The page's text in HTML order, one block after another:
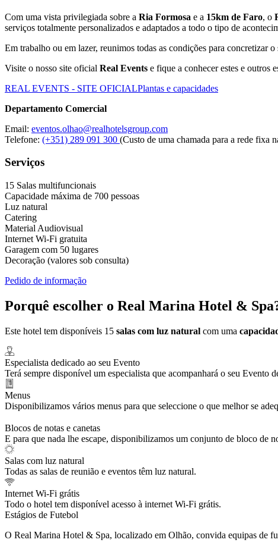
Com uma vista privilegiada sobre a Ria Formosa e a 15km de Faro, o
serviços totalmente personalizados e adaptados a todo o tipo de
Em trabalho ou em lazer, reunimos todas as condições para concretizar
Visite o nosso site oficial Real Events e fique a conhecer estes e outros
REAL EVENTS - SITE OFICIALPlantas e capacidades
Departamento Comercial
Email: eventos.olhao@realhotelsgroup.com
Telefone: (+351) 289 091 300 (Custo de uma chamada para a rede fixa
Serviços
15 Salas multifuncionais
Capacidade máxima de 700 pessoas
Luz natural
Catering
Material Audiovisual
Internet Wi-Fi gratuita
Garagem com 50 lugares
Decoração (valores sob consulta)
Pedido de informação
Porquê escolher o Real Marina Hotel &
Este hotel tem disponíveis 15 salas com luz natural com uma
Especialista dedicado ao seu Evento
Terá sempre disponível um especialista que acompanhará o seu Evento
Menus
Disponibilizamos vários menus para que seleccione o que melhor se
Blocos de notas e canetas
E para que nada lhe escape, disponibilizamos um conjunto de bloco de
Salas com luz natural
Todas as salas de reunião e eventos têm luz natural.
Internet Wi-Fi grátis
Todo o hotel tem disponível acesso à internet Wi-Fi grátis.
Estágios de Futebol
O Real Marina Hotel & Spa, localizado em Olhão, convida equipas de